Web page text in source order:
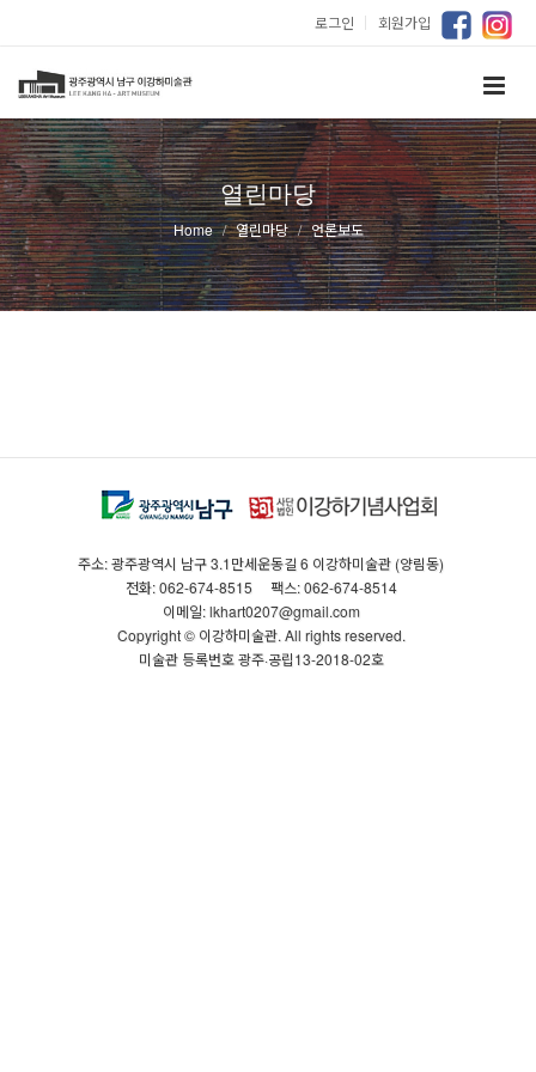
로그인 ｜ 회원가입
열린마당
Home 열린마당 언론보도
주소: 광주광역시 남구 3.1만세운동길 6 이강하미술관 (양림동)
전화: 062-674-8515
팩스: 062-674-8514
이메일: lkhart0207@gmail.com
Copyright © 이강하미술관. All rights reserved.
미술관 등록번호 광주·공립13-2018-02호